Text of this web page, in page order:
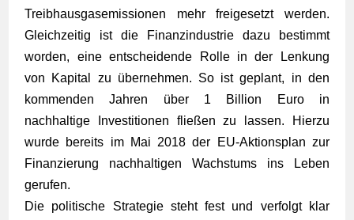
Treibhausgasemissionen mehr freigesetzt werden.
Gleichzeitig ist die Finanzindustrie dazu bestimmt
worden, eine entscheidende Rolle in der Lenkung
von Kapital zu übernehmen. So ist geplant, in den
kommenden Jahren über 1 Billion Euro in
nachhaltige Investitionen fließen zu lassen. Hierzu
wurde bereits im Mai 2018 der EU-Aktionsplan zur
Finanzierung nachhaltigen Wachstums ins Leben
gerufen.
Die politische Strategie steht fest und verfolgt klar